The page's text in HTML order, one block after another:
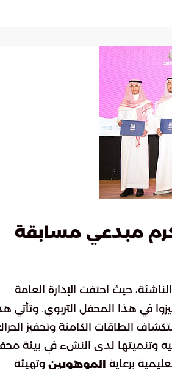
مبدعي مسابقة
حيث احتفت الإدارة العامة
في هذا المحفل التربوي. وتأتي
الطاقات الكامنة وتحفيز
وتنميتها لدى النشء في بيئة
برعاية
الموهوبين وتهيئة